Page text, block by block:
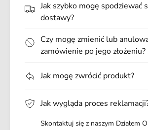
G
N
1
3
1
E
L
N
.
3
Jak szybko mogę spodziewać
dostawy?
Czy mogę zmienić lub
zamówienie po jego złożeniu?
Jak mogę zwrócić produkt?
Jak wygląda proces
Skontaktuj się z naszym Działem